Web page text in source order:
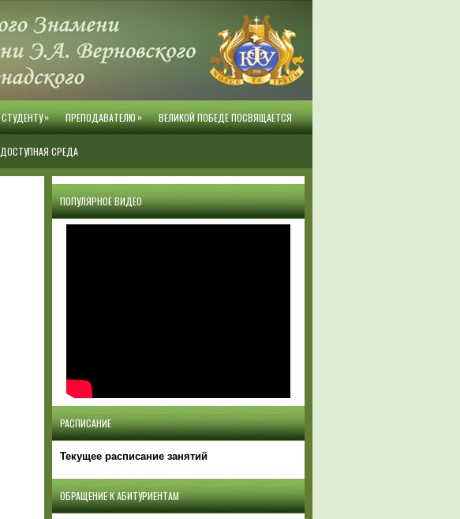
СТУДЕНТУ» ПРЕПОДАВАТЕЛЮ» ВЕЛИКОЙ ПОБЕДЕ ПОСВЯЩАЕТСЯ
ДОСТУПНАЯ СРЕДА
ПОПУЛЯРНОЕ ВИДЕО
РАСПИСАНИЕ
Текущее расписание занятий
ОБРАЩЕНИЕ К АБИТУРИЕНТАМ